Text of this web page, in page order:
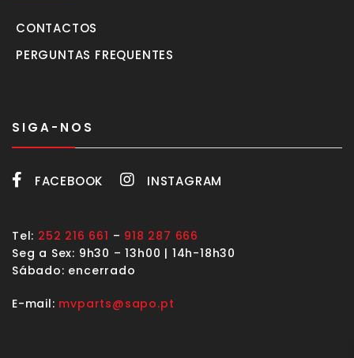
CONTACTOS
PERGUNTAS FREQUENTES
SIGA-NOS
FACEBOOK INSTAGRAM
Tel: 252 216 661 – 918 287 666
Seg a Sex: 9h30 – 13h00 | 14h-18h30
Sábado: encerrado
E-mail: mvparts@sapo.pt